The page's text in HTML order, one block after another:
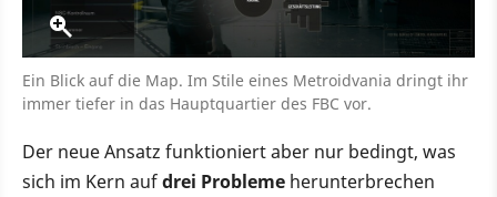
Ein Blick auf die Map. Im Stile eines Metroidvania dringt ihr
immer tiefer in das Hauptquartier des FBC vor.
Der neue Ansatz funktioniert aber nur bedingt, was
sich im Kern aufdrei Probleme herunterbrechen